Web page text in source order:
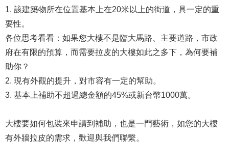
1. 該建築物所在位置基本上在20米以上的街道，具一定的重
要性。
各位思考看看：如果您大樓不是臨大馬路、主要道路，市政
府在有限的預算，而需要拉皮的大樓如此之多下，為何要補
助你？
2. 現有外觀的提升，對市容有一定的幫助。
3. 基本上補助不超過總金額的45%或新台幣1000萬。
大樓要如何包裝來申請到補助，也是一門藝術，如您的大樓
有外牆拉皮的需求，歡迎與我們聯繫。